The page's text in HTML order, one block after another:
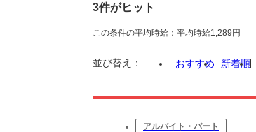
3件がヒット
この条件の平均時給：平均時給1,289円
並び替え： おすすめ 新着順
アルバイト・パート